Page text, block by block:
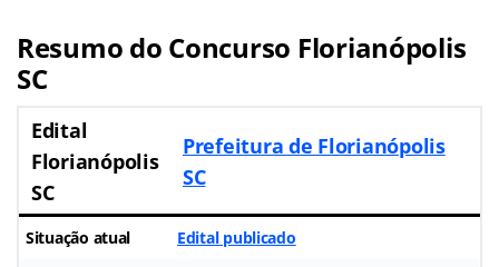
Resumo do Concurso Florianópolis
SC
Edital
Florianópolis
SC
Prefeitura de Florianópolis
SC
Situação atual Edital publicado